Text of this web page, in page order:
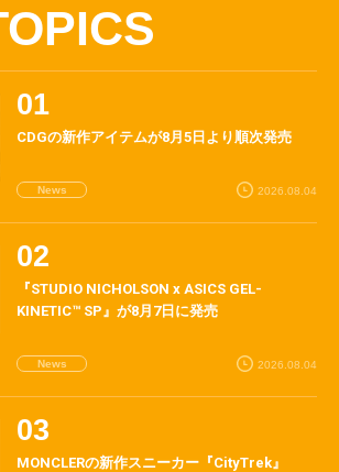
CDGの新作アイテムが8月5日より順次発売
News 2026.08.04
『STUDIO NICHOLSON x ASICS GEL-
KINETIC™ SP』が8月7日に発売
News 2026.08.04
MONCLERの新作スニーカー『CityTrek』